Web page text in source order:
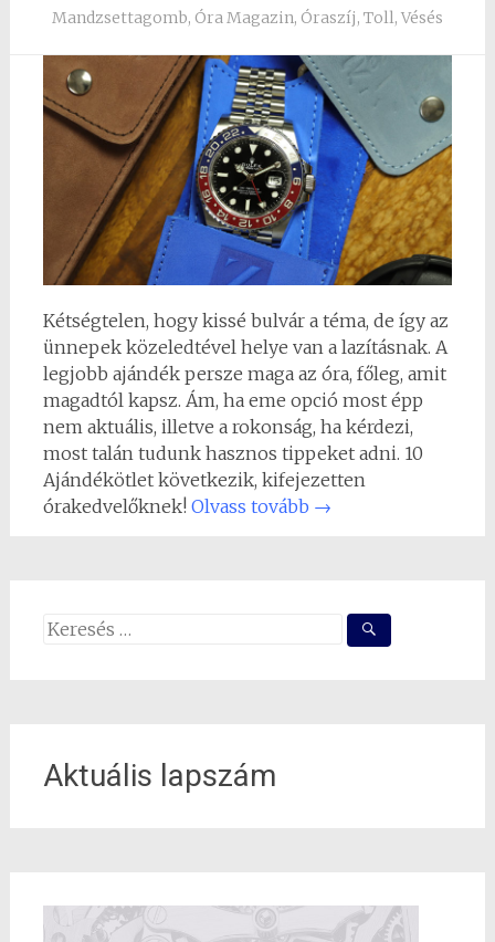
Mandzsettagomb, Óra Magazin, Óraszíj, Toll, Vésés
Kétségtelen, hogy kissé bulvár a téma, de így az
ünnepek közeledtével helye van a lazításnak. A
legjobb ajándék persze maga az óra, főleg, amit
magadtól kapsz. Ám, ha eme opció most épp
nem aktuális, illetve a rokonság, ha kérdezi,
most talán tudunk hasznos tippeket adni. 10
Ajándékötlet következik, kifejezetten
órakedvelőknek! Olvass tovább →
Search
Aktuális lapszám